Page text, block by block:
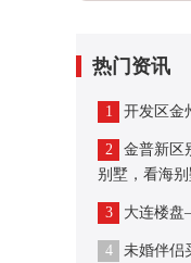
热门资讯
1 开发区金
2
金普新区
别墅，看海
3 大连楼盘
4 未婚伴侣